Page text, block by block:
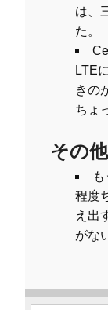
は、
た。
LTE
きの
ちょ
その他
程度
え出
がな